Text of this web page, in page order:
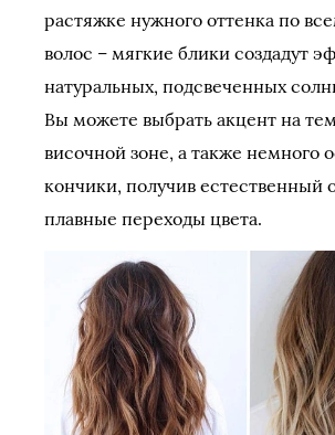
растяжке нужного оттенка по
волос – мягкие блики создадут
натуральных, подсвеченных
Вы можете выбрать акцент на
височной зоне, а также немного
кончики, получив естественный
плавные переходы цвета.